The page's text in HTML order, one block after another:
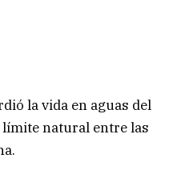
la vida en aguas del
natural entre las